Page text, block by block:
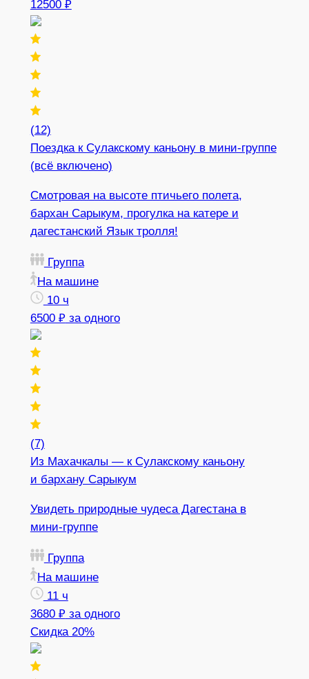
12500 ₽
(12)
Поездка к Сулакскому каньону в мини-группе
(всё включено)
Смотровая на высоте птичьего полета,
бархан Сарыкум, прогулка на катере и
дагестанский Язык тролля!
Группа
На машине
10 ч
6500 ₽ за одного
(7)
Из Махачкалы — к Сулакскому каньону
и бархану Сарыкум
Увидеть природные чудеса Дагестана в
мини-группе
Группа
На машине
11 ч
3680 ₽ за одного
Скидка 20%